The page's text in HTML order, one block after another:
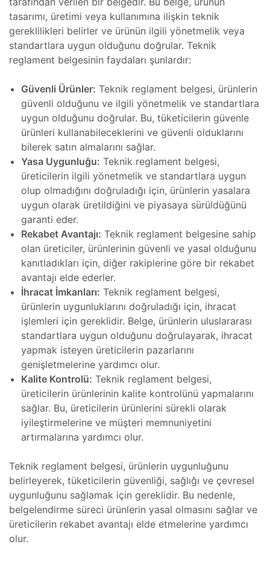
tasarımı, üretimi veya kullanımına ilişkin teknik
gereklilikleri belirler ve ürünün ilgili yönetmelik veya
standartlara uygun olduğunu doğrular. Teknik
reglament belgesinin faydaları şunlardır:
Güvenli Ürünler: Teknik reglament belgesi, ürünlerin
güvenli olduğunu ve ilgili yönetmelik ve standartlara
uygun olduğunu doğrular. Bu, tüketicilerin güvenle
ürünleri kullanabileceklerini ve güvenli olduklarını
bilerek satın almalarını sağlar.
Yasa Uygunluğu: Teknik reglament belgesi,
üreticilerin ilgili yönetmelik ve standartlara uygun
olup olmadığını doğruladığı için, ürünlerin yasalara
uygun olarak üretildiğini ve piyasaya sürüldüğünü
garanti eder.
Rekabet Avantajı: Teknik reglament belgesine sahip
olan üreticiler, ürünlerinin güvenli ve yasal olduğunu
kanıtladıkları için, diğer rakiplerine göre bir rekabet
avantajı elde ederler.
İhracat İmkanları: Teknik reglament belgesi,
ürünlerin uygunluklarını doğruladığı için, ihracat
işlemleri için gereklidir. Belge, ürünlerin uluslararası
standartlara uygun olduğunu doğrulayarak, ihracat
yapmak isteyen üreticilerin pazarlarını
genişletmelerine yardımcı olur.
Kalite Kontrolü: Teknik reglament belgesi,
üreticilerin ürünlerinin kalite kontrolünü yapmalarını
sağlar. Bu, üreticilerin ürünlerini sürekli olarak
iyileştirmelerine ve müşteri memnuniyetini
artırmalarına yardımcı olur.
Teknik reglament belgesi, ürünlerin uygunluğunu
belirleyerek, tüketicilerin güvenliği, sağlığı ve çevresel
uygunluğunu sağlamak için gereklidir. Bu nedenle,
belgelendirme süreci ürünlerin yasal olmasını sağlar ve
üreticilerin rekabet avantajı elde etmelerine yardımcı
olur.
ve
ve
Tamiri